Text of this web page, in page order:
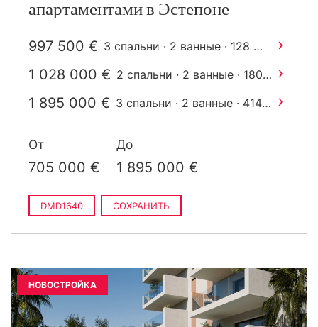
апартаментами в Эстепоне
997 500 € 3 спальни · 2 ванные · 128 m ›
1 028 000 € 2 спальни · 2 ванные · 180
›
1 895 000 € 3 спальни · 2 ванные · 414
›
От
705 000 €
До
1 895 000 €
DMD1640 СОХРАНИТЬ
НОВОСТРОЙКА